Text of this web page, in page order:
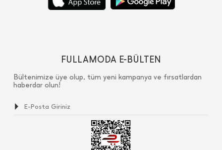
FULLAMODA E-BÜLTEN
Bültenimize üye olup, tüm yeni kampanya ve fırsatlardan
haberdar olun!